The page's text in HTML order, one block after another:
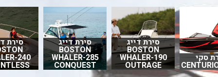
סקי
סירת דייג
BOSTON
WHALER-190
OUTRAGE
סירת דייג
BOSTON
WHALER-285
CONQUEST
סירת
240